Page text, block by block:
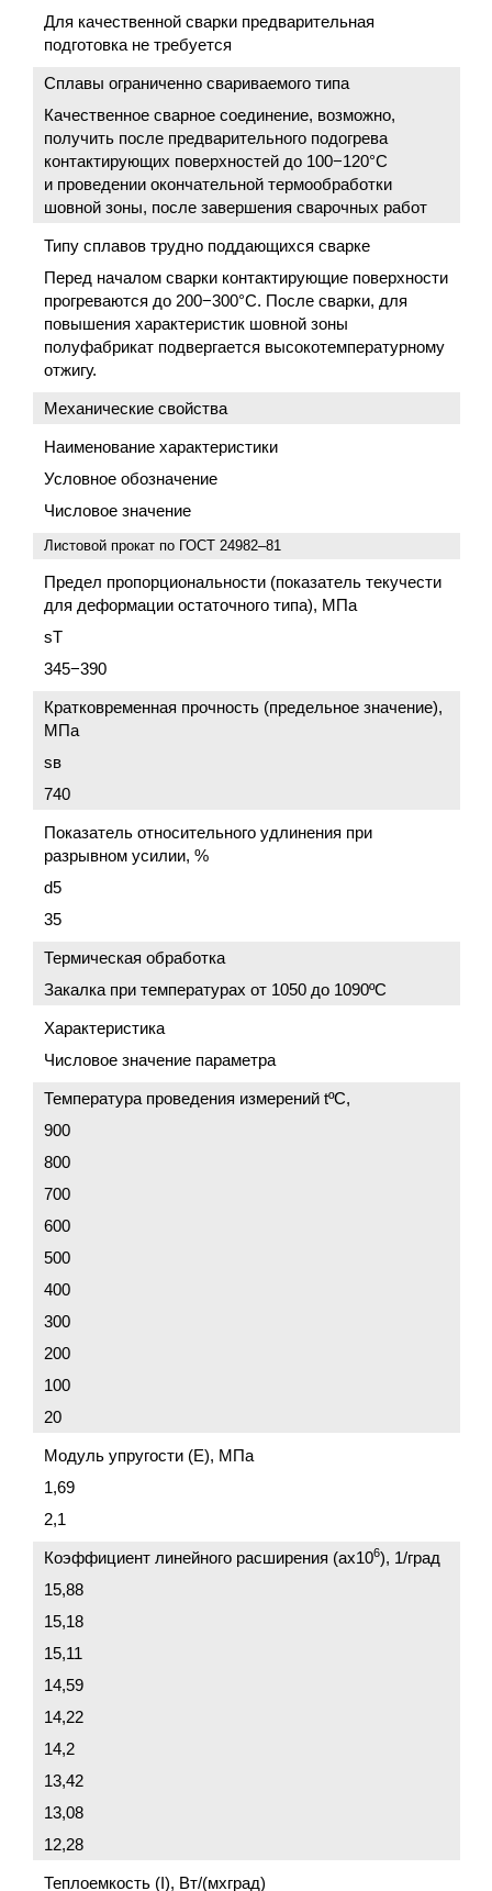
Для качественной сварки предварительная
подготовка не требуется
Сплавы ограниченно свариваемого типа
Качественное сварное соединение, возможно,
получить после предварительного подогрева
контактирующих поверхностей до 100−120°С
и проведении окончательной термообработки
шовной зоны, после завершения сварочных работ
Типу сплавов трудно поддающихся сварке
Перед началом сварки контактирующие поверхности
прогреваются до 200−300°С. После сварки, для
повышения характеристик шовной зоны
полуфабрикат подвергается высокотемпературному
отжигу.
Механические свойства
Наименование характеристики
Условное обозначение
Числовое значение
Листовой прокат по ГОСТ 24982–81
Предел пропорциональности (показатель текучести
для деформации остаточного типа), МПа
sT
345−390
Кратковременная прочность (предельное значение),
МПа
sв
740
Показатель относительного удлинения при
разрывном усилии, %
d5
35
Термическая обработка
Закалка при температурах от 1050 до 1090ºС
Характеристика
Числовое значение параметра
Температура проведения измерений tºC,
900
800
700
600
500
400
300
200
100
20
Модуль упругости (Е), МПа
1,69
2,1
Коэффициент линейного расширения (аx106), 1/град
15,88
15,18
15,11
14,59
14,22
14,2
13,42
13,08
12,28
Теплоемкость (I), Вт/(мxград)